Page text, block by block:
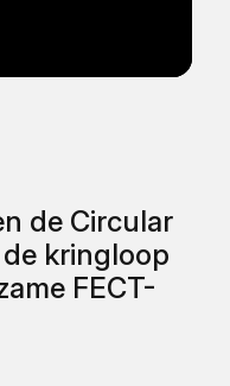
de Circular
kringloop
FECT-